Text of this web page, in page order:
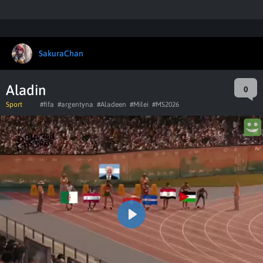
SakuraChan
Aladin 0
Sport #fifa #argentyna #Aladeen #Milei #MS2026
Play